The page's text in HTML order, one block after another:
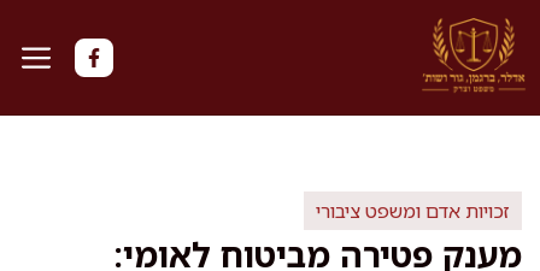
לדלג
לתוכן
זכויות אדם ומשפט ציבורי
מענק פטירה מביטוח לאומי: